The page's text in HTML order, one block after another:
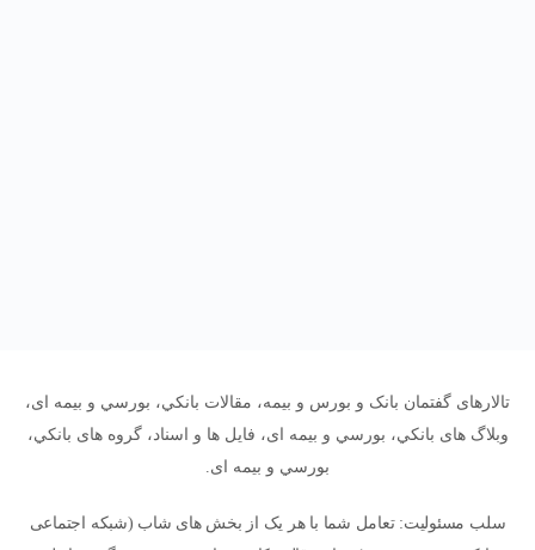
تالارهای گفتمان بانک و بورس و بیمه، مقالات بانکي، بورسي و بیمه ای،
وبلاگ های بانکي، بورسي و بیمه ای، فایل ها و اسناد، گروه های بانکي،
بورسي و بیمه ای.
سلب مسئولیت: تعامل شما با هر یک از بخش های شاب (شبکه اجتماعی